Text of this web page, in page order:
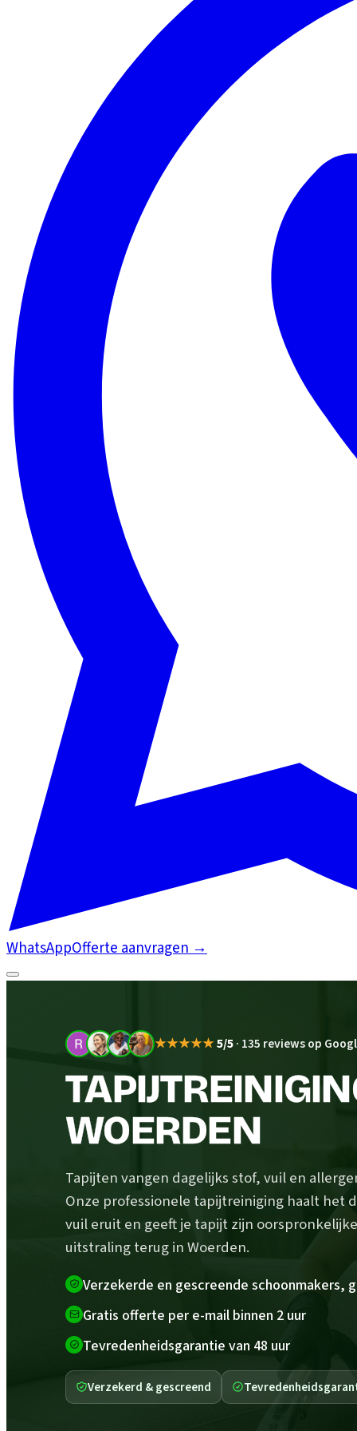
WhatsAppOfferte aanvragen→
★★★★★5/5· 135 reviews op
WOERDEN
Tapijten vangen dagelijks stof, vuil en
Onze professionele tapijtreiniging haalt het
vuil eruit en geeft je tapijt zijn oorspronkelijke
uitstraling terug in Woerden.
Verzekerde en gescreende schoonmakers,
Gratis offerte per e-mail binnen 2 uur
Tevredenheidsgarantie van 48 uur
Verzekerd & gescreend